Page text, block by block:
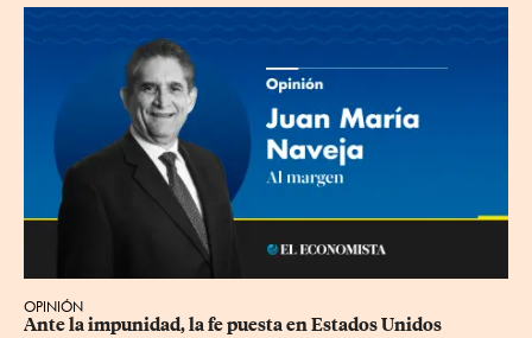
OPINIÓN
Ante la impunidad, la fe puesta en Estados Unidos